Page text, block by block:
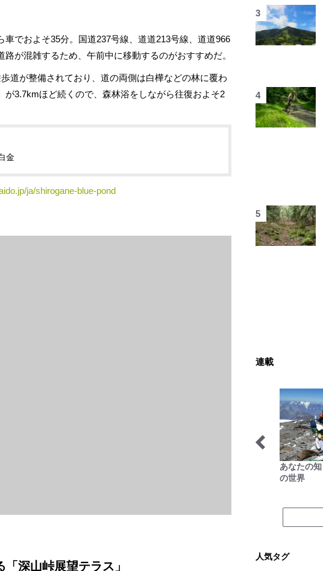
でおよそ35分。国道237号線、道道213号線、道道966
が混雑するため、午前中に移動するのがおすすめだ。
が整備されており、道の両側は白樺などの林に覆わ
3.7kmほど続くので、森林浴をしながら往復およそ2
金
ja/shirogane-blue-pond
深山峠展望テラス」
連載
あなたの
の世界
人気タグ